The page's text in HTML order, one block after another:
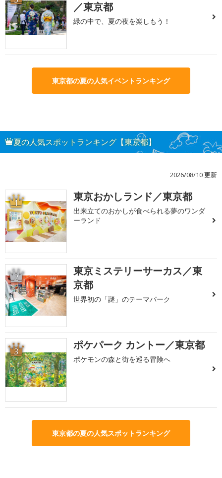
／東京都
緑の中で、夏の夜を楽しもう！
東京都の夏の人気イベントランキング
夏の人気スポットランキング【東京都】
2026/08/10 更新
1 東京おかしランド／東京都
出来立てのおかしが食べられる夢のワンダ
ーランド
2
東京ミステリーサーカス／東
京都
世界初の「謎」のテーマパーク
3 ポケパーク カントー／東京都
ポケモンの森と街を巡る冒険へ
東京都の夏の人気スポットランキング